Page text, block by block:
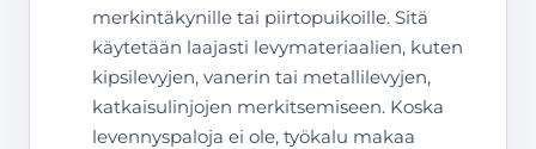
merkintäkynille tai piirtopuikoille. Sitä
käytetään laajasti levymateriaalien, kuten
kipsilevyjen, vanerin tai metallilevyjen,
katkaisulinjojen merkitsemiseen. Koska
levennyspaloja ei ole, työkalu makaa